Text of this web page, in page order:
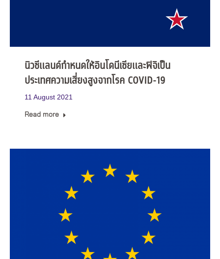
นิวซีแลนด์กำหนดให้อินโดนีเซียและฟิจิเป็น
ประเทศความเสี่ยงสูงจากโรค COVID-19
11 August 2021
Read more